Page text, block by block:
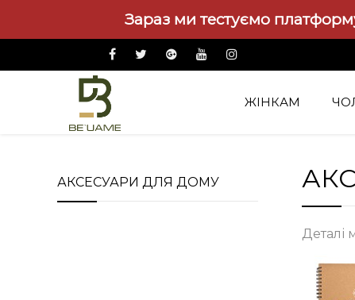
Зараз ми тестуємо
ЖІНКАМ
Аксесуари Аксесуари для дому
АКСЕСУАРИ ДЛЯ ДОМУ
Деталі